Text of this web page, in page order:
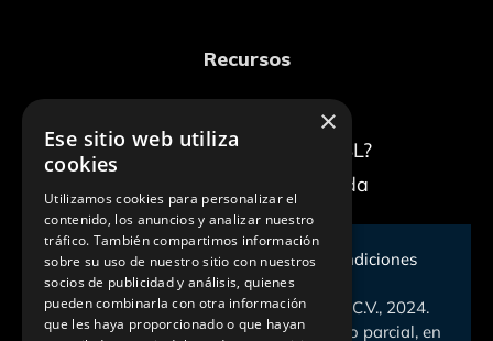
Recursos
¿Qué es un certificado SSL?
La conexión no es privada
Aviso de privacidad|Términos y condiciones
D.R., © CERTSUPERIOR, S. DE R.L. DE C.V., 2024.
Queda prohibida la reproducción total o parcial, en
×
Ese sitio web utiliza
cookies
Utilizamos cookies para personalizar el
contenido, los anuncios y analizar nuestro
tráfico. También compartimos información
sobre su uso de nuestro sitio con nuestros
socios de publicidad y análisis, quienes
pueden combinarla con otra información
que les haya proporcionado o que hayan